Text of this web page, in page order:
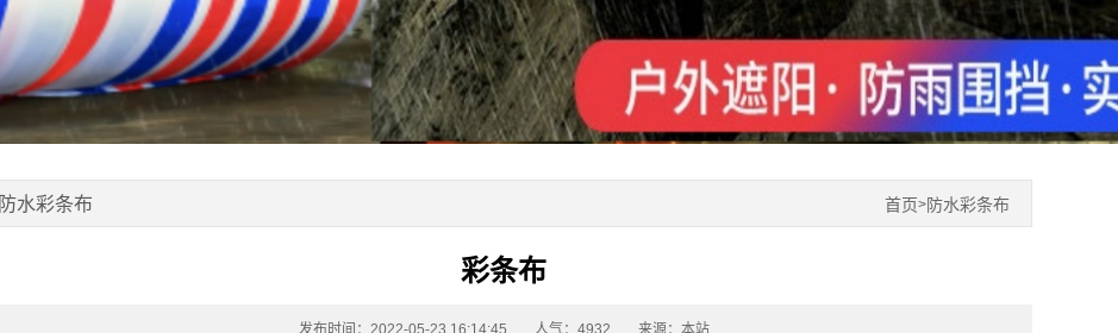
防水彩条布 首页>防水彩条布
彩条布
发布时间：2022-05-23 16:14:45 人气：4932 来源：本站